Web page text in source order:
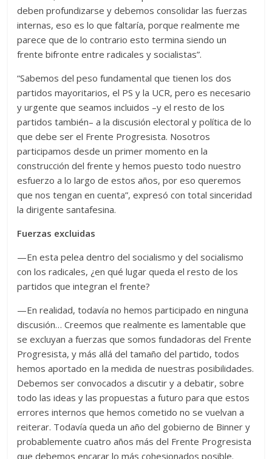
deben profundizarse y debemos consolidar las fuerzas
internas, eso es lo que faltaría, porque realmente me
parece que de lo contrario esto termina siendo un
frente bifronte entre radicales y socialistas”.
“Sabemos del peso fundamental que tienen los dos
partidos mayoritarios, el PS y la UCR, pero es necesario
y urgente que seamos incluidos –y el resto de los
partidos también– a la discusión electoral y política de lo
que debe ser el Frente Progresista. Nosotros
participamos desde un primer momento en la
construcción del frente y hemos puesto todo nuestro
esfuerzo a lo largo de estos años, por eso queremos
que nos tengan en cuenta”, expresó con total sinceridad
la dirigente santafesina.
Fuerzas excluidas
—En esta pelea dentro del socialismo y del socialismo
con los radicales, ¿en qué lugar queda el resto de los
partidos que integran el frente?
—En realidad, todavía no hemos participado en ninguna
discusión… Creemos que realmente es lamentable que
se excluyan a fuerzas que somos fundadoras del Frente
Progresista, y más allá del tamaño del partido, todos
hemos aportado en la medida de nuestras posibilidades.
Debemos ser convocados a discutir y a debatir, sobre
todo las ideas y las propuestas a futuro para que estos
errores internos que hemos cometido no se vuelvan a
reiterar. Todavía queda un año del gobierno de Binner y
probablemente cuatro años más del Frente Progresista
que debemos encarar lo más cohesionados posible.